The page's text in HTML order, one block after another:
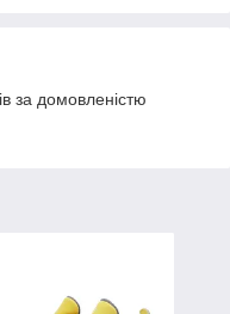
за домовленістю